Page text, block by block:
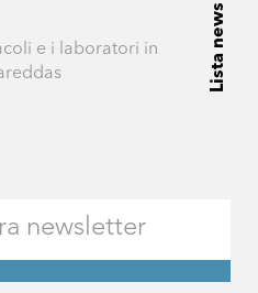
e i laboratori in
Lista news